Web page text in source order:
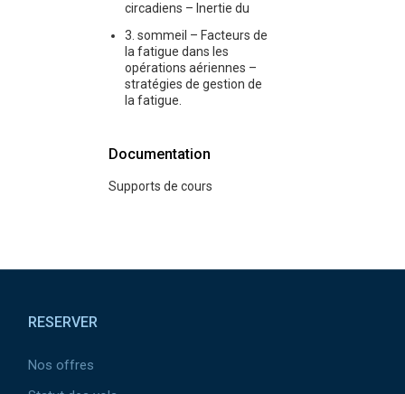
circadiens – Inertie du
3. sommeil – Facteurs de
la fatigue dans les
opérations aériennes –
stratégies de gestion de
la fatigue.
Documentation
Supports de cours
RESERVER
Nos offres